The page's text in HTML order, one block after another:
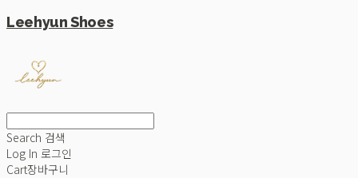
Leehyun Shoes
Search 검색
Log In 로그인
Cart장바구니